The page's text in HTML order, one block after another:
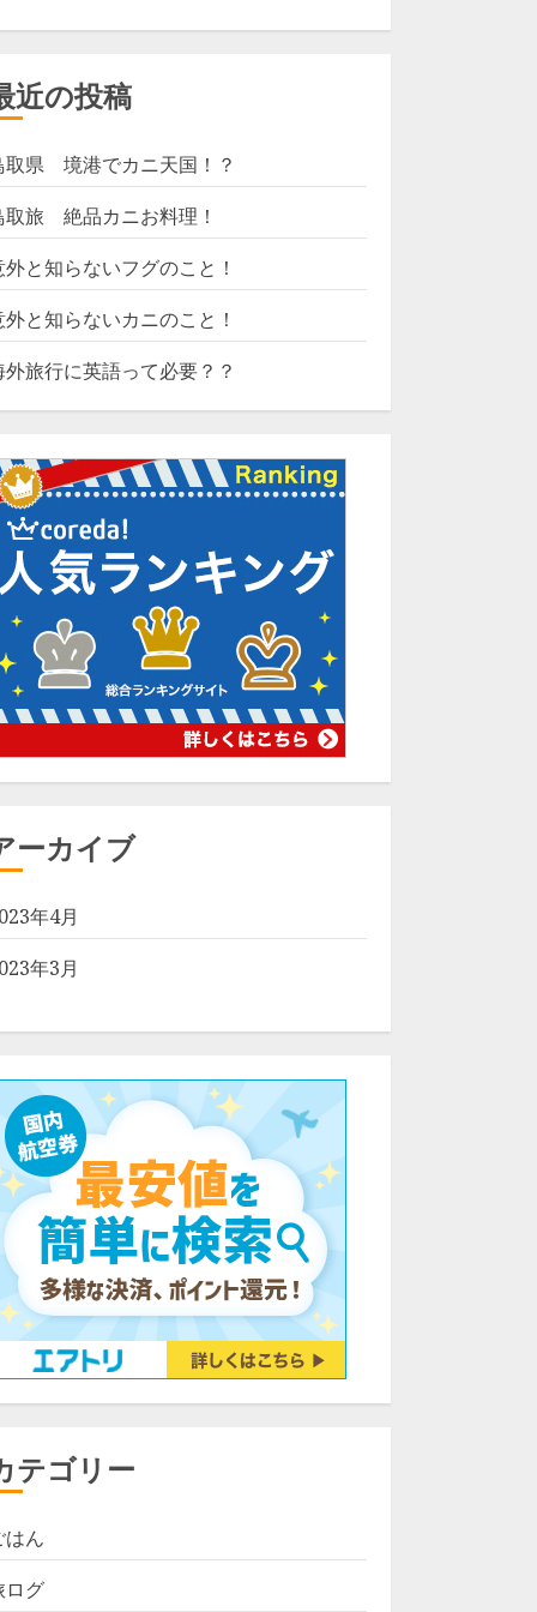
近の投稿
取県 境港でカニ天国！？
取旅 絶品カニお料理！
外と知らないフグのこと！
外と知らないカニのこと！
外旅行に英語って必要？？
ーカイブ
年4月
年3月
テゴリー
はん
ログ